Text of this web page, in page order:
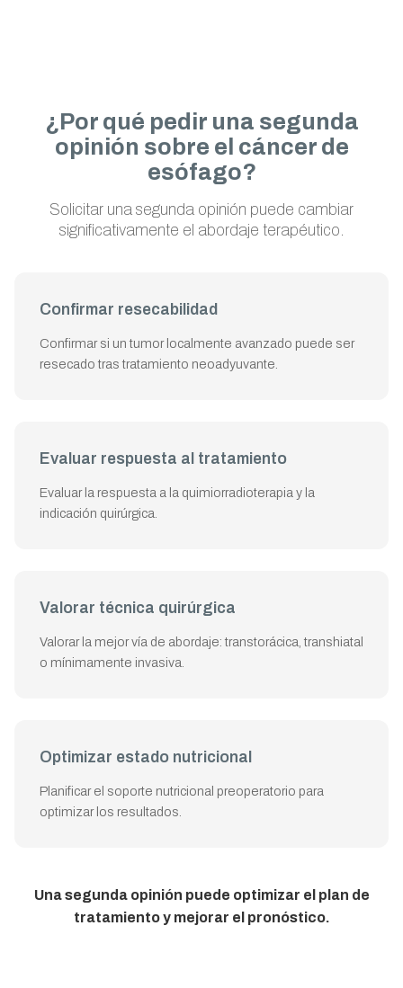
¿Por qué pedir una segunda
opinión sobre el cáncer de
esófago?
Solicitar una segunda opinión puede cambiar
significativamente el abordaje terapéutico.
Confirmar resecabilidad
Confirmar si un tumor localmente avanzado puede ser
resecado tras tratamiento neoadyuvante.
Evaluar respuesta al tratamiento
Evaluar la respuesta a la quimiorradioterapia y la
indicación quirúrgica.
Valorar técnica quirúrgica
Valorar la mejor vía de abordaje: transtorácica, transhiatal
o mínimamente invasiva.
Optimizar estado nutricional
Planificar el soporte nutricional preoperatorio para
optimizar los resultados.
Una segunda opinión puede optimizar el plan de
tratamiento y mejorar el pronóstico.